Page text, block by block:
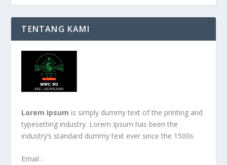
TENTANG KAMI
Lorem Ipsum is simply dummy text of the printing and
typesetting industry. Lorem Ipsum has been the
industry’s standard dummy text ever since the 1500s
Email :